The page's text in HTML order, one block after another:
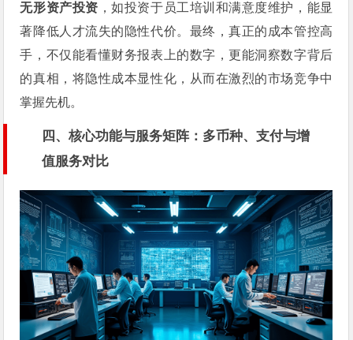
无形资产投资 ，如投资于员工培训和满意度维护，能显
著降低人才流失的隐性代价。最终，真正的成本管控高
手，不仅能看懂财务报表上的数字，更能洞察数字背后
的真相，将隐性成本显性化，从而在激烈的市场竞争中
掌握先机。
四、核心功能与服务矩阵：多币种、支付与增
值服务对比